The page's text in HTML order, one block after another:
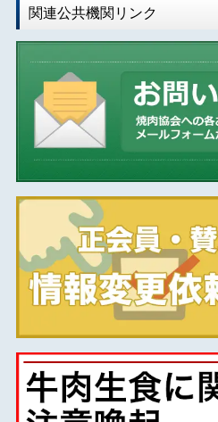
関連公共機関リンク